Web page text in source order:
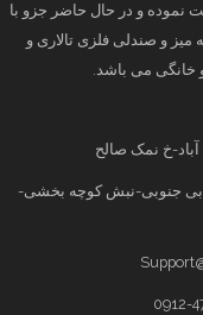
نموده و در حال حاضر جزو با
میز و صندلی فلزی تالاری و
خانگی می باشد.
خ نمک صالح
جنوبی-نبش کوچه بخشی-
0912-